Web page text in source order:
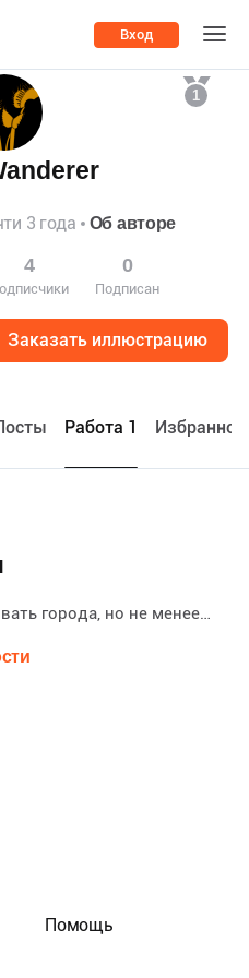
Вход
1
3 года Об авторе
4 0
Подписан
Заказать иллюстрацию
Работа 1 Избранное
города, но не менее…
Помощь